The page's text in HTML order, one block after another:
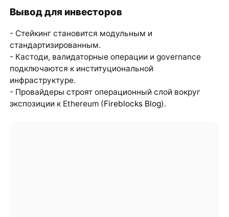
Вывод для инвесторов
- Стейкинг становится модульным и
стандартизированным.
- Кастоди, валидаторные операции и governance
подключаются к институциональной
инфраструктуре.
- Провайдеры строят операционный слой вокруг
экспозиции к Ethereum (Fireblocks Blog).